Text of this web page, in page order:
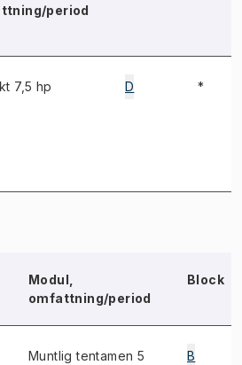
period
7,5 hp D *
Modul,
omfattning/period
Block
Muntlig tentamen 5
B